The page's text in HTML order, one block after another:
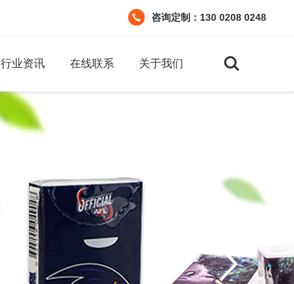
咨询定制：130 0208 0248
行业资讯 在线联系 关于我们
Search